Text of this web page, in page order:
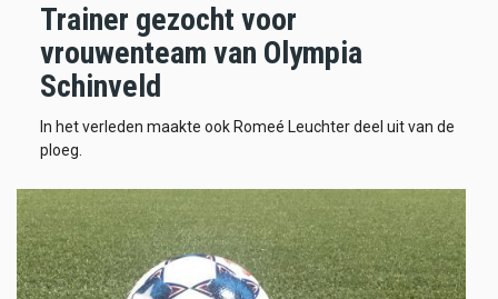
Trainer gezocht voor
vrouwenteam van Olympia
Schinveld
In het verleden maakte ook Romeé Leuchter deel uit van de
ploeg.